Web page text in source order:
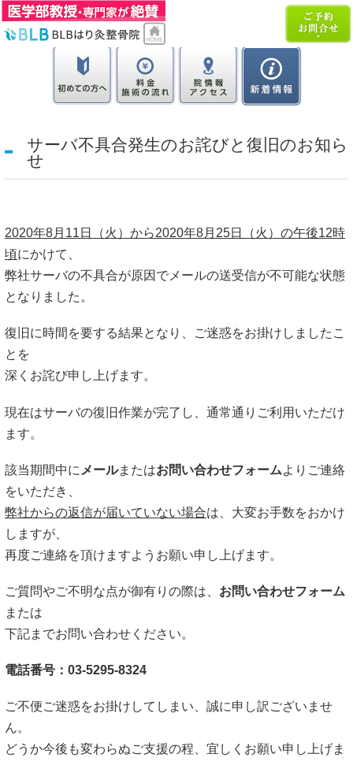
サーバ不具合発生のお詫びと復旧のお知ら
せ
2020年8月11日（火）から2020年8月25日（火）の午後12時
頃にかけて、
弊社サーバの不具合が原因でメールの送受信が不可能な状態
となりました。
復旧に時間を要する結果となり、ご迷惑をお掛けしましたこ
とを
深くお詫び申し上げます。
現在はサーバの復旧作業が完了し、通常通りご利用いただけ
ます。
該当期間中に メールまたはお問い合わせフォームよりご連絡
をいただき、
弊社からの返信が届いていない場合は、大変お手数をおかけ
しますが、
再度ご連絡を頂けますようお願い申し上げます。
ご質問やご不明な点が御有りの際は、 お問い合わせフォーム
または
下記までお問い合わせください。
電話番号：03-5295-8324
ご不便ご迷惑をお掛けしてしまい、誠に申し訳ございませ
ん。
どうか今後も変わらぬご支援の程、宜しくお願い申し上げま